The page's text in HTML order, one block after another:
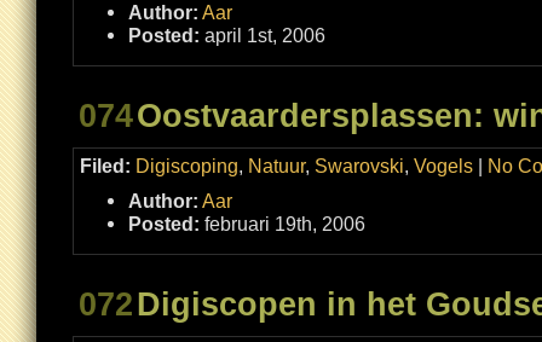
Author: Aar
Posted: april 1st, 2006
074Oostvaardersplassen:
Filed: Digiscoping, Natuur, Swarovski, Vogels | No
Author: Aar
Posted: februari 19th, 2006
072Digiscopen in het